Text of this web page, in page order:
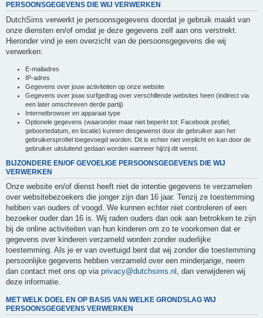
PERSOONSGEGEVENS DIE WIJ VERWERKEN
DutchSims verwerkt je persoonsgegevens doordat je gebruik maakt van
onze diensten en/of omdat je deze gegevens zelf aan ons verstrekt.
Hieronder vind je een overzicht van de persoonsgegevens die wij
verwerken:
E-mailadres
IP-adres
Gegevens over jouw activiteiten op onze website
Gegevens over jouw surfgedrag over verschillende websites heen (indirect via
een later omschreven derde partij)
Internetbrowser en apparaat type
Optionele gegevens (waaronder maar niet beperkt tot: Facebook profiel,
geboortedatum, en locatie) kunnen desgewenst door de gebruiker aan het
gebruikersprofiel toegevoegd worden. Dit is echter niet verplicht en kan door de
gebruiker uitsluitend gedaan worden wanneer hij/zij dit wenst.
BIJZONDERE EN/OF GEVOELIGE PERSOONSGEGEVENS DIE WIJ
VERWERKEN
Onze website en/of dienst heeft niet de intentie gegevens te verzamelen
over websitebezoekers die jonger zijn dan 16 jaar. Tenzij ze toestemming
hebben van ouders of voogd. We kunnen echter niet controleren of een
bezoeker ouder dan 16 is. Wij raden ouders dan ook aan betrokken te zijn
bij de online activiteiten van hun kinderen om zo te voorkomen dat er
gegevens over kinderen verzameld worden zonder ouderlijke
toestemming. Als je er van overtuigd bent dat wij zonder die toestemming
persoonlijke gegevens hebben verzameld over een minderjarige, neem
dan contact met ons op via privacy@dutchsims.nl , dan verwijderen wij
deze informatie.
MET WELK DOEL EN OP BASIS VAN WELKE GRONDSLAG WIJ
PERSOONSGEGEVENS VERWERKEN